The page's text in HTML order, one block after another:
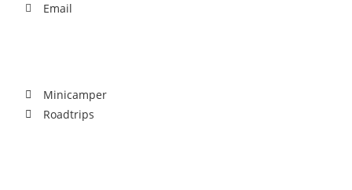
Email
Minicamper
Roadtrips